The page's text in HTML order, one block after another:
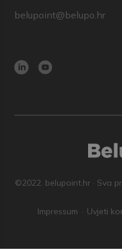
belupoint@belupo.hr
©2022. belupoint.hr · Sva
Impressum Uvjeti